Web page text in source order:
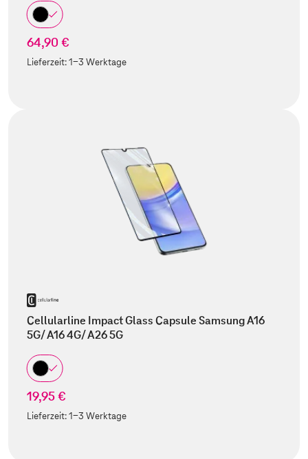
64,90 €
Lieferzeit:1-3 Werktage
Cellularline Impact Glass Capsule Samsung A16
5G/ A16 4G/ A26 5G
19,95 €
Lieferzeit:1-3 Werktage